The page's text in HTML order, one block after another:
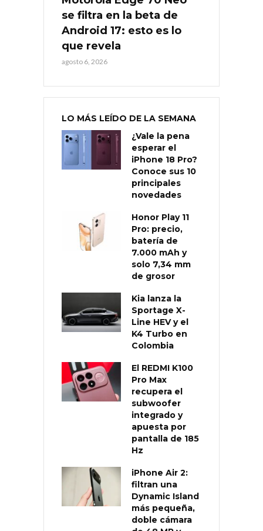
se filtra en la beta de
Android 17: esto es lo
que revela
agosto 6, 2026
LO MÁS LEÍDO DE LA SEMANA
¿Vale la pena
esperar el
iPhone 18 Pro?
Conoce sus 10
principales
novedades
Honor Play 11
Pro: precio,
batería de
7.000 mAh y
solo 7,34 mm
de grosor
Kia lanza la
Sportage X-
Line HEV y el
K4 Turbo en
Colombia
El REDMI K100
Pro Max
recupera el
subwoofer
integrado y
apuesta por
pantalla de 185
Hz
iPhone Air 2:
filtran una
Dynamic Island
más pequeña,
doble cámara